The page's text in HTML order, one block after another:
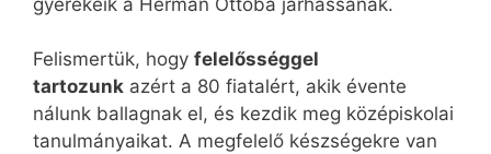
Felismertük, hogy felelősséggel
tartozunk azért a 80 fiatalért, akik évente
nálunk ballagnak el, és kezdik meg középiskolai
tanulmányaikat. A megfelelő készségekre van